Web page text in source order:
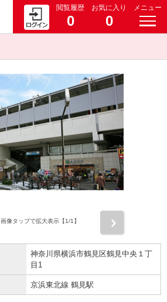
閲覧履歴
0
お気に入り
0
メニュー
画像タップで拡大表示【1/1】
神奈川県横浜市鶴見区鶴見中央１丁
目1
京浜東北線 鶴見駅